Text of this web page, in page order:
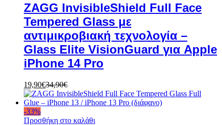
ZAGG InvisibleShield Full Face
Tempered Glass με
αντιμικροβιακή τεχνολογία –
Glass Elite VisionGuard για Apple
iPhone 14 Pro
19,90€34,90€
-33%
Προσθήκη στο καλάθι